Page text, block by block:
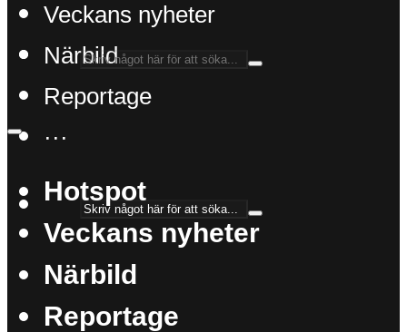
Veckans nyheter
Närbild
Reportage
···
Hotspot
Veckans nyheter
Närbild
Reportage